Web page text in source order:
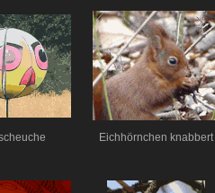
Eichhörnchen knabbert